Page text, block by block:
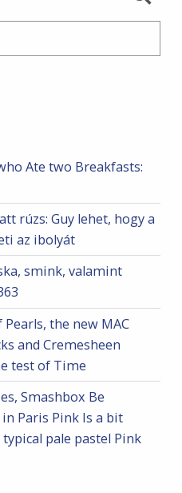
Ate two Breakfasts:
rúzs: Guy lehet, hogy a
az ibolyát
smink, valamint
the new MAC
and Cremesheen
test of Time
Smashbox Be
Paris Pink Is a bit
pale pastel Pink